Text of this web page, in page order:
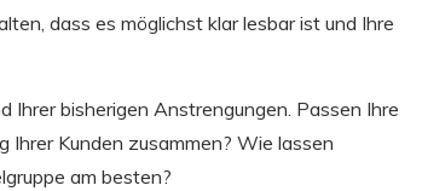
dass es möglichst klar lesbar ist und Ihre
Ihrer bisherigen Anstrengungen. Passen Ihre
Ihrer Kunden zusammen? Wie lassen
am besten?